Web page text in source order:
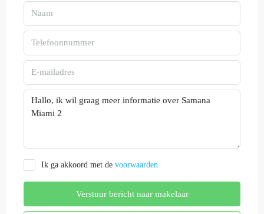
Ik ga akkoord met de voorwaarden
Verstuur bericht naar makelaar